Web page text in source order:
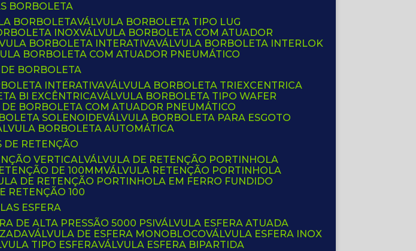
BORBOLETA
BORBOLETA VÁLVULA BORBOLETA TIPO LUG
INOX VÁLVULA BORBOLETA COM ATUADOR
BORBOLETA INTERATIVA VÁLVULA BORBOLETA INTERLOK
BORBOLETA COM ATUADOR PNEUMÁTICO
DE BORBOLETA
INTERATIVA VÁLVULA BORBOLETA TRIEXCENTRICA
BI EXCÊNTRICA VÁLVULA BORBOLETA TIPO WAFER
DE BORBOLETA COM ATUADOR PNEUMÁTICO
SOLENOIDE VÁLVULA BORBOLETA PARA ESGOTO
BORBOLETA AUTOMÁTICA
DE RETENÇÃO
VERTICAL VÁLVULA DE RETENÇÃO PORTINHOLA
DE 100MM
VÁLVULA RETENÇÃO PORTINHOLA
DE RETENÇÃO PORTINHOLA EM FERRO FUNDIDO
RETENÇÃO 100
ESFERA
DE ALTA PRESSÃO 5000 PSI VÁLVULA ESFERA ATUADA
VÁLVULA DE ESFERA MONOBLOCO VÁLVULA ESFERA INOX
TIPO ESFERA VÁLVULA ESFERA BIPARTIDA